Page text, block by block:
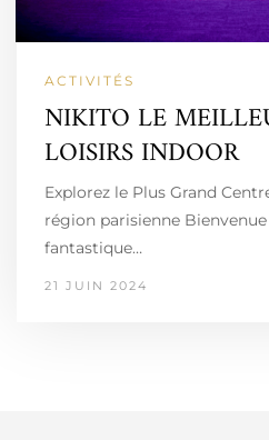
ACTIVITÉS
NIKITO LE
LOISIRS INDOOR
Explorez le Plus Grand
région parisienne Bienvenue
fantastique…
21 JUIN 2024